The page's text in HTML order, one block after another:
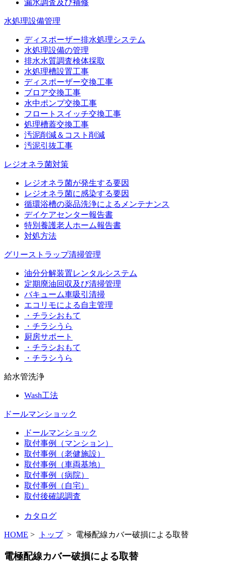
漏水調査及び補修
水処理設備管理
ディスポーザー排水処理システム
水処理設備の管理
排水水質調査検体採取
水処理槽設置工事
ディスポーザー交換工事
ブロア交換工事
水中ポンプ交換工事
フロートスイッチ交換工事
処理槽蓋交換工事
汚泥削減＆コスト削減
汚泥引抜工事
レジオネラ菌対策
レジオネラ菌が発生する要因
レジオネラ菌に感染する要因
循環浴槽の薬品洗浄によるメンテナンス
デイケアセンター報告書
特別養護老人ホーム報告書
対処方法
グリーストラップ清掃管理
油分分解装置レンタルシステム
定期廃油回収及び清掃管理
バキューム車吸引清掃
エコリモによる自主管理
・チラシおもて
・チラシうら
厨房サポート
・チラシおもて
・チラシうら
給水管洗浄
Wash工法
ドールマンショック
ドールマンショック
取付事例（マンション）
取付事例（老健施設）
取付事例（車両基地）
取付事例（病院）
取付事例（自宅）
取付後確認調査
カタログ
HOME > トップ> 電極配線カバー破損による取替
電極配線カバー破損による取替